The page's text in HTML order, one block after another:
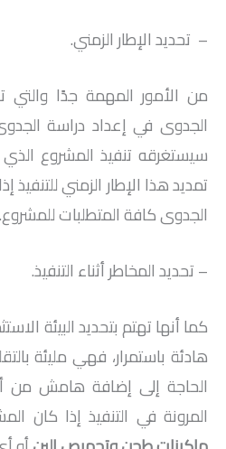
– تحديد الإطار الزمني.
من الأمور المهمة جدًا
الجدوى في إعداد دراسة
سيستغرقه تنفيذ المشروع
تمديد هذا الإطار الزمني للتنفيذ
الجدوى كافة المتطلبات للمشروع.
– تحديد المخاطر أثناء التنفيذ.
كما أنها تهتم بتحديد البيئة
هادئة باستمرار، فهي مليئة
الحاجة إلى إضافة هامش من
المرونة في التنفيذ إذا كان